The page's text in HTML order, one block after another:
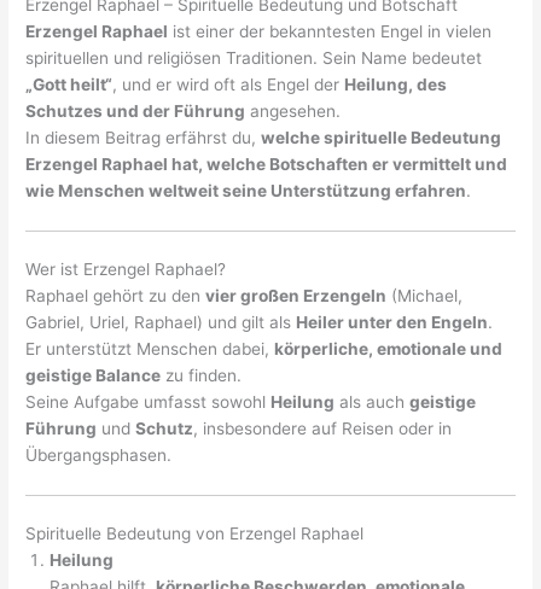
Erzengel Raphael – Spirituelle Bedeutung und Botschaft
Erzengel Raphael ist einer der bekanntesten Engel in vielen
spirituellen und religiösen Traditionen. Sein Name bedeutet
„Gott heilt“, und er wird oft als Engel der Heilung, des
Schutzes und der Führung angesehen.
In diesem Beitrag erfährst du,welche spirituelle Bedeutung
Erzengel Raphael hat, welche Botschaften er vermittelt und
wie Menschen weltweit seine Unterstützung erfahren.
Wer ist Erzengel Raphael?
Raphael gehört zu denvier großen Erzengeln (Michael,
Gabriel, Uriel, Raphael) und gilt als Heiler unter den Engeln.
Er unterstützt Menschen dabei, körperliche, emotionale und
geistige Balance zu finden.
Seine Aufgabe umfasst sowohl Heilung als auchgeistige
Führung undSchutz, insbesondere auf Reisen oder in
Übergangsphasen.
Spirituelle Bedeutung von Erzengel Raphael
Heilung